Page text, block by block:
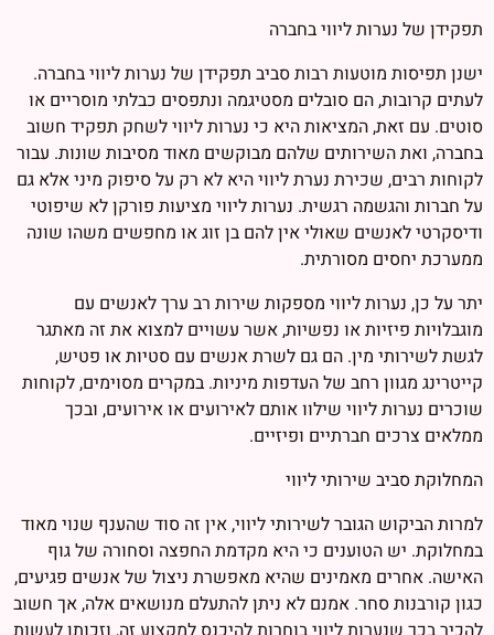
תפקידן של נערות ליווי בחברה
ישנן תפיסות מוטעות רבות סביב תפקידן של נערות ליווי בחברה.
לעתים קרובות, הם סובלים מסטיגמה ונתפסים כבלתי מוסריים או
סוטים. עם זאת, המציאות היא כי נערות ליווי לשחק תפקיד חשוב
בחברה, ואת השירותים שלהם מבוקשים מאוד מסיבות שונות. עבור
לקוחות רבים, שכירת נערת ליווי היא לא רק על סיפוק מיני אלא גם
על חברות והגשמה רגשית. נערות ליווי מציעות פורקן לא שיפוטי
ודיסקרטי לאנשים שאולי אין להם בן זוג או מחפשים משהו שונה
ממערכת יחסים מסורתית.
יתר על כן, נערות ליווי מספקות שירות רב ערך לאנשים עם
מוגבלויות פיזיות או נפשיות, אשר עשויים למצוא את זה מאתגר
לגשת לשירותי מין. הם גם לשרת אנשים עם סטיות או פטיש,
קייטרינג מגוון רחב של העדפות מיניות. במקרים מסוימים, לקוחות
שוכרים נערות ליווי שילוו אותם לאירועים או אירועים, ובכך
ממלאים צרכים חברתיים ופיזיים.
המחלוקת סביב שירותי ליווי
למרות הביקוש הגובר לשירותי ליווי, אין זה סוד שהענף שנוי מאוד
במחלוקת. יש הטוענים כי היא מקדמת החפצה וסחורה של גוף
האישה. אחרים מאמינים שהיא מאפשרת ניצול של אנשים פגיעים,
כגון קורבנות סחר. אמנם לא ניתן להתעלם מנושאים אלה, אך חשוב